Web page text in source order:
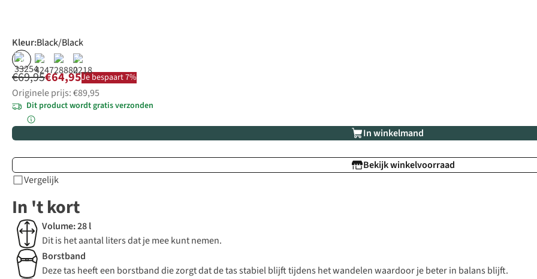
Kleur:Black/Black
% % %
€69,95€64,95Je bespaart 7%
Originele prijs: €89,95
Dit product wordt gratis verzonden
In winkelmand
Bekijk winkelvoorraad
Vergelijk
In 't kort
Volume: 28 l
Dit is het aantal liters dat je mee kunt nemen.
Borstband
Deze tas heeft een borstband die zorgt dat de tas stabiel blijft tijdens het wandelen waardoor je beter in balans blijft.